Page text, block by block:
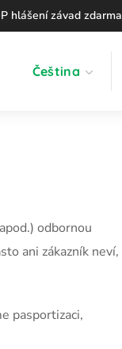
hlášení závad zdarma
Čeština
odbornou
ani zákazník neví,
pasportizaci,